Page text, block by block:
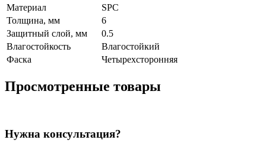
Материал
SPC
Толщина, мм
6
Защитный слой, мм
0.5
Влагостойкость
Влагостойкий
Фаска
Четырехсторонняя
Просмотренные товары
Нужна консультация?